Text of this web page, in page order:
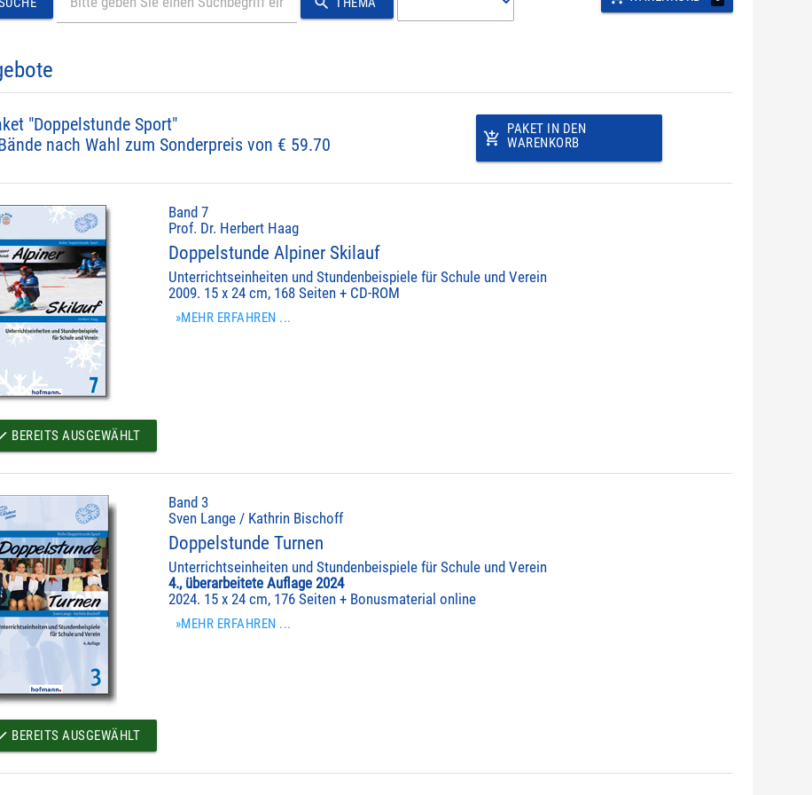
"Doppelstunde Sport"
nach Wahl zum Sonderpreis von € 59.70
add_shopping_cart
PAKET IN DEN
WARENKORB
Band 7
Prof. Dr. Herbert Haag
Doppelstunde Alpiner Skilauf
Unterrichtseinheiten und Stundenbeispiele für Schule und Verein
2009. 15 x 24 cm, 168 Seiten + CD-ROM
»MEHR ERFAHREN ...
BEREITS AUSGEWÄHLT
Band 3
Sven Lange / Kathrin Bischoff
Doppelstunde Turnen
Unterrichtseinheiten und Stundenbeispiele für Schule und Verein
4., überarbeitete Auflage 2024
2024. 15 x 24 cm, 176 Seiten + Bonusmaterial online
»MEHR ERFAHREN ...
BEREITS AUSGEWÄHLT